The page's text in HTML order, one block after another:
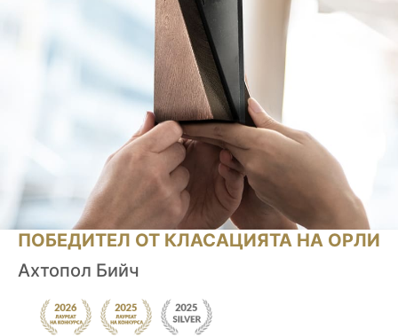
ПОБЕДИТЕЛ ОТ КЛАСАЦИЯТА НА ОРЛИ
Ахтопол Бийч